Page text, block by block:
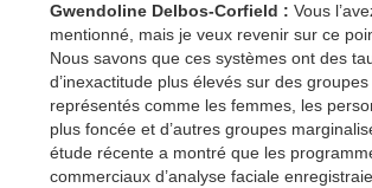
Gwendoline Delbos-Corfield : Vous
mentionné, mais je veux revenir sur ce
Nous savons que ces systèmes ont des
d’inexactitude plus élevés sur des
représentés comme les femmes, les
plus foncée et d’autres groupes
étude récente a montré que les
commerciaux d’analyse faciale